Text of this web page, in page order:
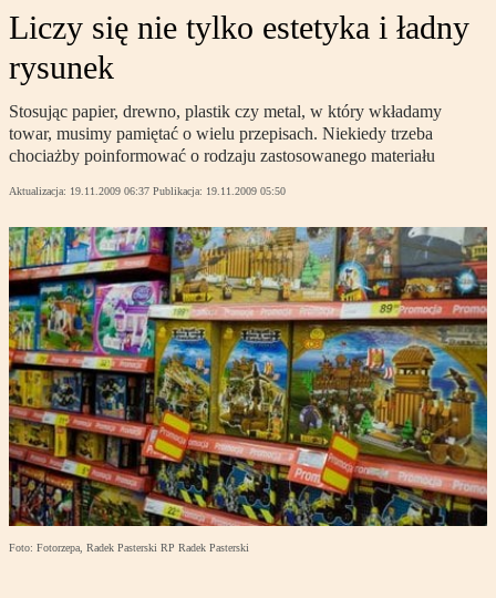
Liczy się nie tylko estetyka i ładny
rysunek
Stosując papier, drewno, plastik czy metal, w który wkładamy
towar, musimy pamiętać o wielu przepisach. Niekiedy trzeba
chociażby poinformować o rodzaju zastosowanego materiału
Aktualizacja: 19.11.2009 06:37 Publikacja: 19.11.2009 05:50
Foto: Fotorzepa, Radek Pasterski RP Radek Pasterski